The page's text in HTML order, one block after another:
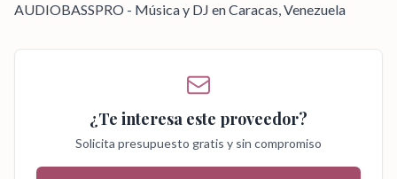
AUDIOBASSPRO - Música y DJ en Caracas, Venezuela
¿Te interesa este proveedor?
Solicita presupuesto gratis y sin compromiso